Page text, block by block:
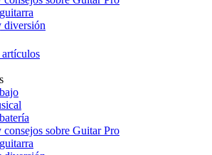
diversión
sobre Guitar Pro